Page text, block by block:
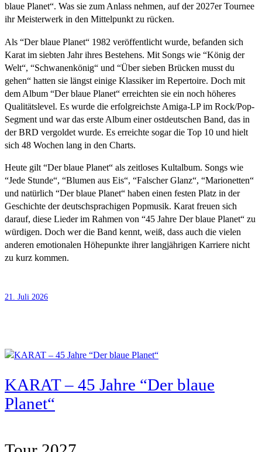
blaue Planet“. Was sie zum Anlass nehmen, auf der 2027er Tournee
ihr Meisterwerk in den Mittelpunkt zu rücken.
Als “Der blaue Planet“ 1982 veröffentlicht wurde, befanden sich
Karat im siebten Jahr ihres Bestehens. Mit Songs wie “König der
Welt“, “Schwanenkönig“ und “Über sieben Brücken musst du
gehen“ hatten sie längst einige Klassiker im Repertoire. Doch mit
dem Album “Der blaue Planet“ erreichten sie ein noch höheres
Qualitätslevel. Es wurde die erfolgreichste Amiga-LP im Rock/Pop-
Segment und war das erste Album einer ostdeutschen Band, das in
der BRD vergoldet wurde. Es erreichte sogar die Top 10 und hielt
sich 48 Wochen lang in den Charts.
Heute gilt “Der blaue Planet“ als zeitloses Kultalbum. Songs wie
“Jede Stunde“, “Blumen aus Eis“, “Falscher Glanz“, “Marionetten“
und natürlich “Der blaue Planet“ haben einen festen Platz in der
Geschichte der deutschsprachigen Popmusik. Karat freuen sich
darauf, diese Lieder im Rahmen von “45 Jahre Der blaue Planet“ zu
würdigen. Doch wer die Band kennt, weiß, dass auch die vielen
anderen emotionalen Höhepunkte ihrer langjährigen Karriere nicht
zu kurz kommen.
21. Juli 2026
KARAT – 45 Jahre “Der blaue
Planet“